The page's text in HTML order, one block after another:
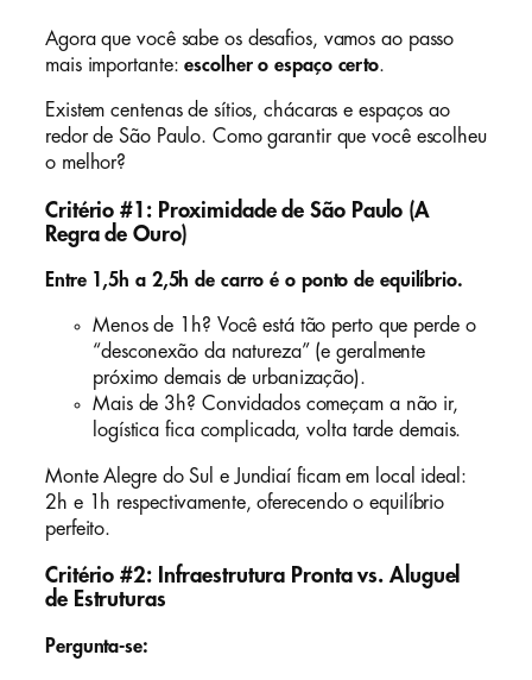
Agora que você sabe os desafios, vamos ao passo
mais importante:escolher o espaço certo.
Existem centenas de sítios, chácaras e espaços ao
redor de São Paulo. Como garantir que você escolheu
o melhor?
Critério #1: Proximidade de São Paulo (A
Regra de Ouro)
Entre 1,5h a 2,5h de carro é o ponto de equilíbrio.
Menos de 1h? Você está tão perto que perde o
“desconexão da natureza” (e geralmente
próximo demais de urbanização).
Mais de 3h? Convidados começam a não ir,
logística fica complicada, volta tarde demais.
Monte Alegre do Sul e Jundiaí ficam em local ideal:
2h e 1h respectivamente, oferecendo o equilíbrio
perfeito.
Critério #2: Infraestrutura Pronta vs. Aluguel
de Estruturas
Pergunta-se: